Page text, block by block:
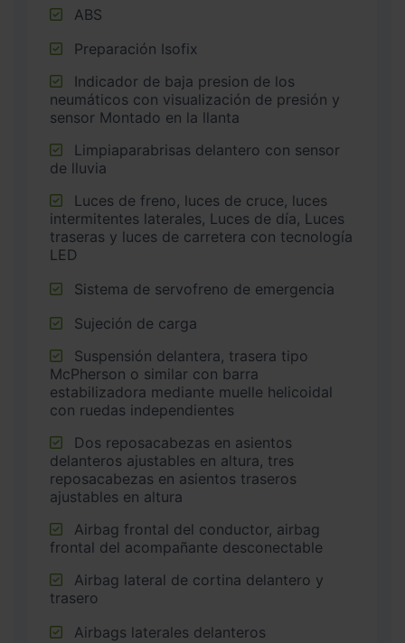
ABS
Preparación Isofix
neumáticos con visualización de presión y
sensor Montado en la llanta
de lluvia
intermitentes laterales, Luces de día, Luces
traseras y luces de carretera con tecnología
LED
Sistema de servofreno de emergencia
Sujeción de carga
McPherson o similar con barra
estabilizadora mediante muelle helicoidal
con ruedas independientes
delanteros ajustables en altura, tres
reposacabezas en asientos traseros
ajustables en altura
frontal del acompañante desconectable
trasero
Airbags laterales delanteros